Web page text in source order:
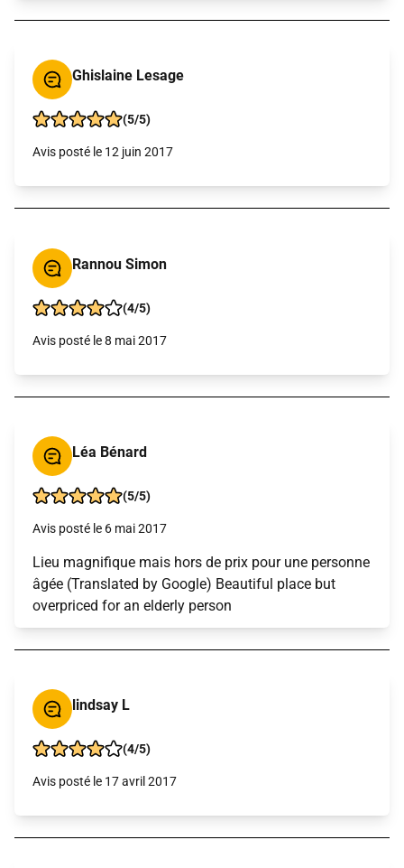
Ghislaine Lesage
(5/5)
Avis posté le 12 juin 2017
Rannou Simon
(4/5)
Avis posté le 8 mai 2017
Léa Bénard
(5/5)
Avis posté le 6 mai 2017
Lieu magnifique mais hors de prix pour une personne
âgée (Translated by Google) Beautiful place but
overpriced for an elderly person
lindsay L
(4/5)
Avis posté le 17 avril 2017